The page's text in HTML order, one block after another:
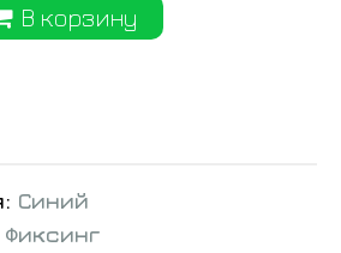
В корзину
Синий
Фиксинг